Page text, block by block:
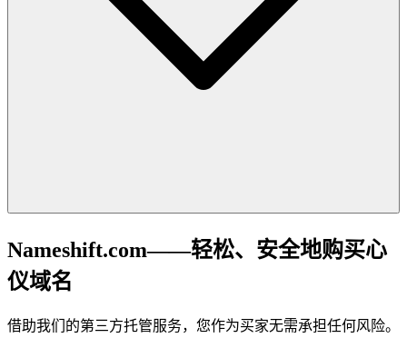
Nameshift.com——轻松、安全地购买心
仪域名
借助我们的第三方托管服务，您作为买家无需承担任何风险。